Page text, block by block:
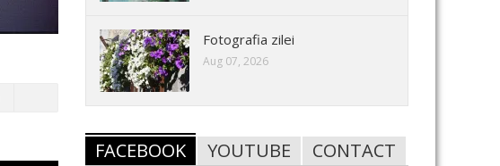
Fotografia zilei
Aug 07, 2026
FACEBOOK YOUTUBE CONTACT